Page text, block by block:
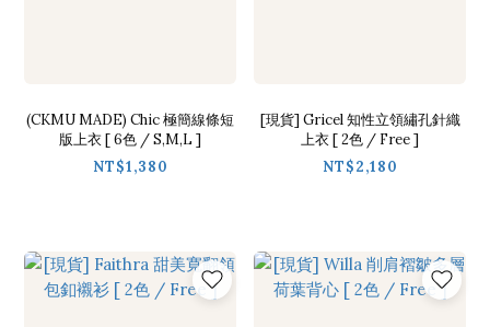
(CKMU MADE) Chic 極簡線條短
版上衣 [ 6色 / S,M,L ]
NT$1,380
[現貨] Gricel 知性立領繡孔針織
上衣 [ 2色 / Free ]
NT$2,180